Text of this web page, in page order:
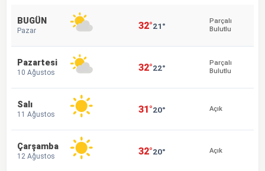
BUGÜN
Pazar 32°21°
Parçalı
Bulutlu
Pazartesi
10 Ağustos 32°22°
Parçalı
Bulutlu
Salı
11 Ağustos 31°20° Açık
Çarşamba
12 Ağustos 32°20° Açık